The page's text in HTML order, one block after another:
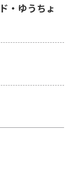
・ゆうちょ